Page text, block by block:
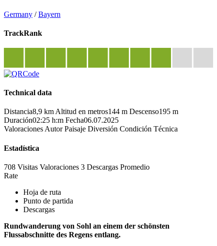
Germany /Bayern
TrackRank
Technical data
Distancia8,9 km Altitud en metros144 m Descenso195 m
Duración02:25 h:m Fecha06.07.2025
Valoraciones Autor Paisaje Diversión Condición Técnica
Estadística
708 Visitas Valoraciones 3 Descargas Promedio
Rate
Hoja de ruta
Punto de partida
Descargas
Rundwanderung von Sohl an einem der schönsten
Flussabschnitte des Regens entlang.